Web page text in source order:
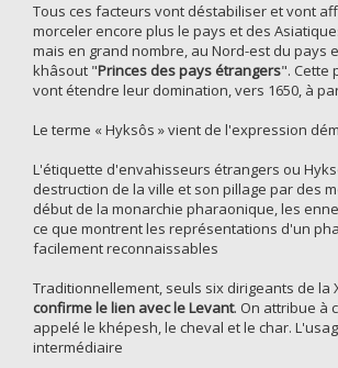
Tous ces facteurs vont déstabiliser et vont
morceler encore plus le pays et des
mais en grand nombre, au Nord-est du pays
khâsout "Princes des pays étrangers". Cette
vont étendre leur domination, vers 1650, à
Le terme « Hyksôs » vient de l'expression
L'étiquette d'envahisseurs étrangers ou
destruction de la ville et son pillage par des
début de la monarchie pharaonique, les
ce que montrent les représentations d'un
facilement reconnaissables
Traditionnellement, seuls six dirigeants de
confirme le lien avec le Levant. On attribue à
appelé le khépesh, le cheval et le char.
intermédiaire